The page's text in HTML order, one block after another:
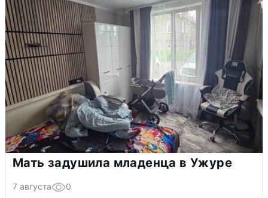
Мать задушила младенца в Ужуре
7 августа 0